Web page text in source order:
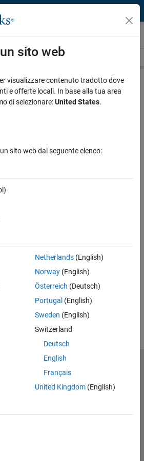
Play
and iPad Apps
Coder
sito web
visualizzare contenuto tradotto dove
e offerte locali. In base alla tua area
di selezionare:United States.
sito web dal seguente elenco:
Netherlands(English)
Norway(English)
Österreich (Deutsch)
Portugal (English)
Sweden (English)
Switzerland
Deutsch
English
Français
United Kingdom(English)
and science